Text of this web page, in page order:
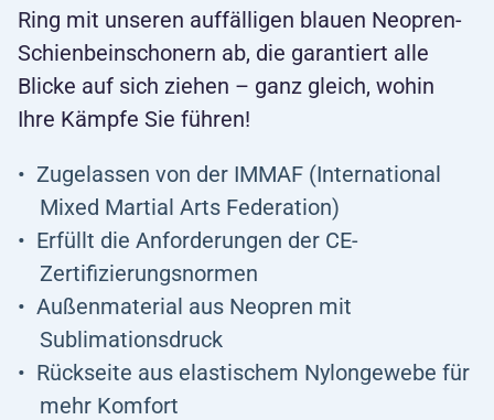
Ring mit unseren auffälligen blauen Neopren-
Schienbeinschonern ab, die garantiert alle
Blicke auf sich ziehen – ganz gleich, wohin
Ihre Kämpfe Sie führen!
Zugelassen von der IMMAF (International
Mixed Martial Arts Federation)
Erfüllt die Anforderungen der CE-
Zertifizierungsnormen
Außenmaterial aus Neopren mit
Sublimationsdruck
Rückseite aus elastischem Nylongewebe für
mehr Komfort